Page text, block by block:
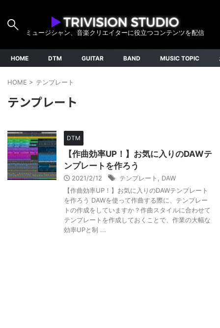
ミュージシャン、音楽クリエイターに役立つコンテンツを配信
HOME DTM GUITAR BAND MUSIC TOPIC
HOME > テンプレート
テンプレート
DTM
【作曲効率UP！】お気に入りのDAWテ
ンプレートを作ろう
2021/2/12 テンプレート
DAW
【作曲効率UP！】お気に入りのDAWテンプレート
を作ろう DAWを使って作曲する際に、テンプレー
トの作成をしていますか？作曲スタイルに合わせて
テンプレートを作成しておくことで、作業の大幅な
効率UPと制 ...